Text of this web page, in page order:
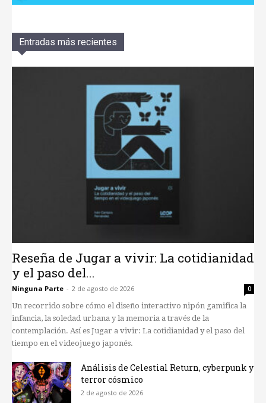
Entradas más recientes
Reseña de Jugar a vivir: La cotidianidad
y el paso del...
Ninguna Parte - 2 de agosto de 2026 0
Un recorrido sobre cómo el diseño interactivo nipón gamifica la
infancia, la soledad urbana y la memoria a través de la
contemplación. Así es Jugar a vivir: La cotidianidad y el paso del
tiempo en el videojuego japonés.
Análisis de Celestial Return, cyberpunk y
terror cósmico
2 de agosto de 2026